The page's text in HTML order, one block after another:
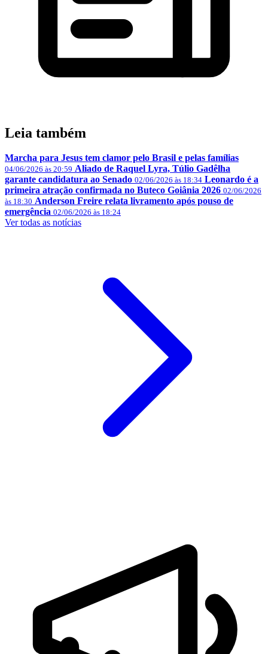
Leia também
Marcha para Jesus tem clamor pelo Brasil e pelas famílias
04/06/2026 às 20:59 Aliado de Raquel Lyra, Túlio Gadêlha
garante candidatura ao Senado 02/06/2026 às 18:34 Leonardo é a
primeira atração confirmada no Buteco Goiânia 2026 02/06/2026
às 18:30 Anderson Freire relata livramento após pouso de
emergência 02/06/2026 às 18:24
Ver todas as notícias